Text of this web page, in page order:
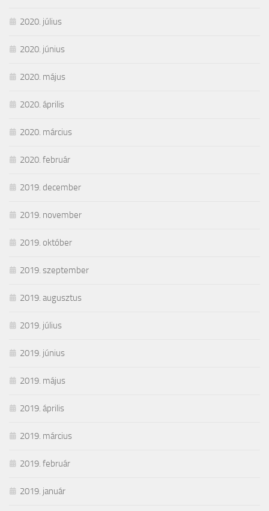
2020. július
2020. június
2020. május
2020. április
2020. március
2020. február
2019. december
2019. november
2019. október
2019. szeptember
2019. augusztus
2019. július
2019. június
2019. május
2019. április
2019. március
2019. február
2019. január